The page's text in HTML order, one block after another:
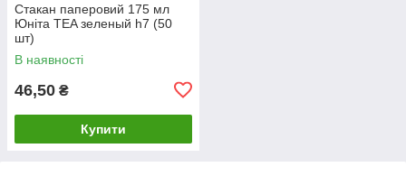
Стакан паперовий 175 мл
Юніта TEA зеленый h7 (50
шт)
В наявності
46,50 ₴
Купити